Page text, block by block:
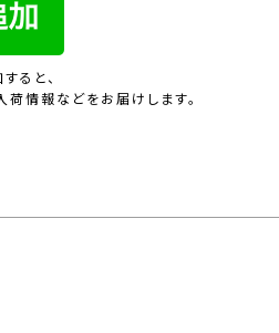
ると、
荷情報などをお届けします。